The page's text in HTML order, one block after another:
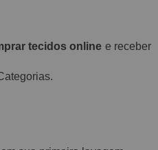
tecidos online e receber